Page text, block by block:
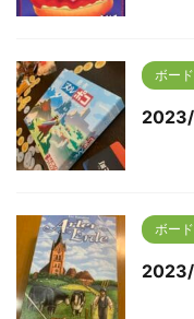
ボー
ボー